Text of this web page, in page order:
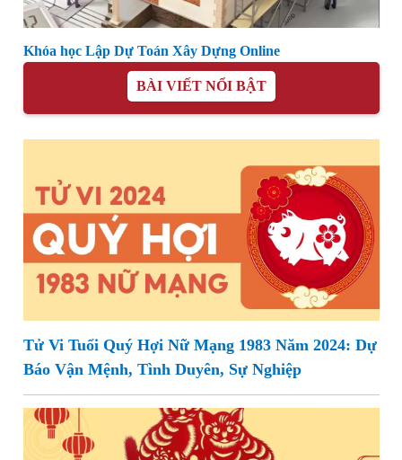
Khóa học Lập Dự Toán Xây Dựng Online
BÀI VIẾT NỔI BẬT
Tử Vi Tuổi Quý Hợi Nữ Mạng 1983 Năm 2024: Dự
Báo Vận Mệnh, Tình Duyên, Sự Nghiệp